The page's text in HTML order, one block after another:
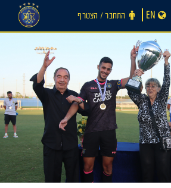
התחבר ‪/‬ הצטרף EN